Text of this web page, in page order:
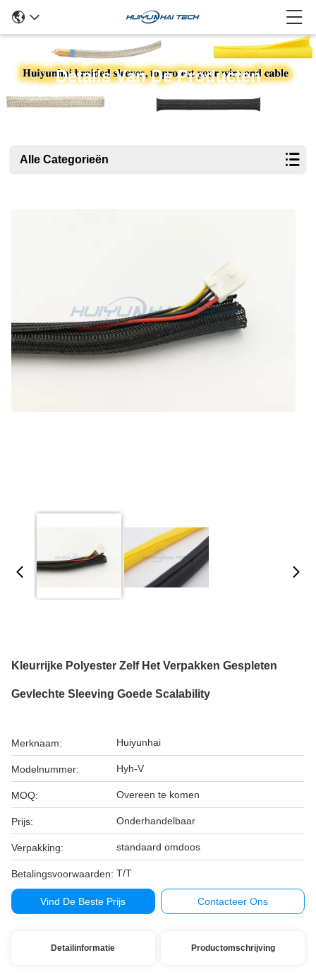
Details Van De Producten
Alle Categorieën
Kleurrijke Polyester Zelf Het Verpakken Gespleten
Gevlechte Sleeving Goede Scalability
Merknaam: Huiyunhai
Modelnummer: Hyh-V
MOQ: Overeen te komen
Prijs: Onderhandelbaar
Verpakking: standaard omdoos
Betalingsvoorwaarden: T/T
Vind De Beste Prijs Contacteer Ons
Detailinformatie Productomschrijving